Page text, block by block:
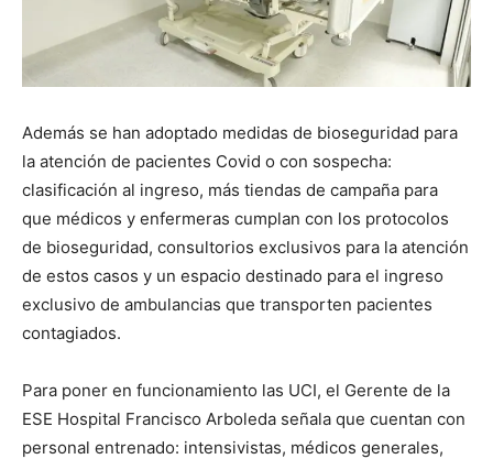
Además se han adoptado medidas de bioseguridad para
la atención de pacientes Covid o con sospecha:
clasificación al ingreso, más tiendas de campaña para
que médicos y enfermeras cumplan con los protocolos
de bioseguridad, consultorios exclusivos para la atención
de estos casos y un espacio destinado para el ingreso
exclusivo de ambulancias que transporten pacientes
contagiados.
Para poner en funcionamiento las UCI, el Gerente de la
ESE Hospital Francisco Arboleda señala que cuentan con
personal entrenado: intensivistas, médicos generales,